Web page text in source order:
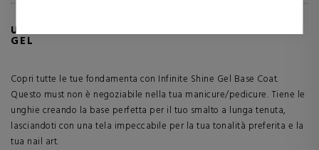
ULTERIORI INFORMAZIONI SU BASE EFFETTO
GEL
Copri tutte le tue fondamenta con Infinite Shine Gel Base Coat.
Questo must non è negoziabile nella tua manicure/pedicure. Tiene le
unghie creando la base perfetta per il tuo smalto a lunga tenuta,
lasciandoti con una tela impeccabile per la tua tonalità preferita e la
tua nail art.